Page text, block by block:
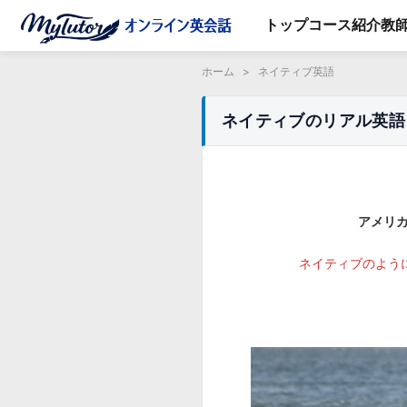
トップコース紹介教
ホーム > ネイティブ英語
ネイティブのリアル
アメリ
ネイティブのよう